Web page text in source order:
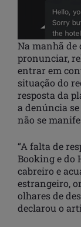
Na manhã de
pronunciar,
entrar em
situação do
resposta da
a denúncia
não se
“A falta de
Booking e do
cabreiro e
estrangeiro,
olhares de
declarou o